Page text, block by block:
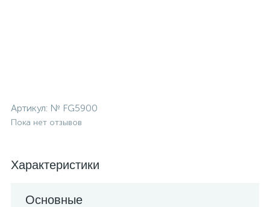
Артикул: № FG5900
Пока нет отзывов
Характеристики
Основные